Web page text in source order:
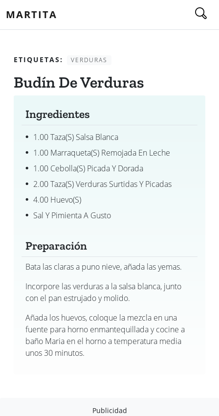
MARTITA
ETIQUETAS: VERDURAS
Budín De Verduras
Ingredientes
1.00 Taza(s) Salsa Blanca
1.00 Marraqueta(s) Remojada En Leche
1.00 Cebolla(s) Picada Y Dorada
2.00 Taza(s) Verduras Surtidas Y Picadas
4.00 Huevo(s)
Sal Y Pimienta A Gusto
Preparación
Bata las claras a puno nieve, añada las yemas.
Incorpore las verduras a la salsa blanca, junto
con el pan estrujado y molido.
Añada los huevos, coloque la mezcla en una
fuente para horno enmantequillada y cocine a
baño Maria en el horno a temperatura media
unos 30 minutos.
Publicidad